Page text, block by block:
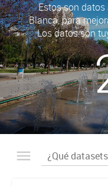
Estos son
Blanca, para
Los datos son